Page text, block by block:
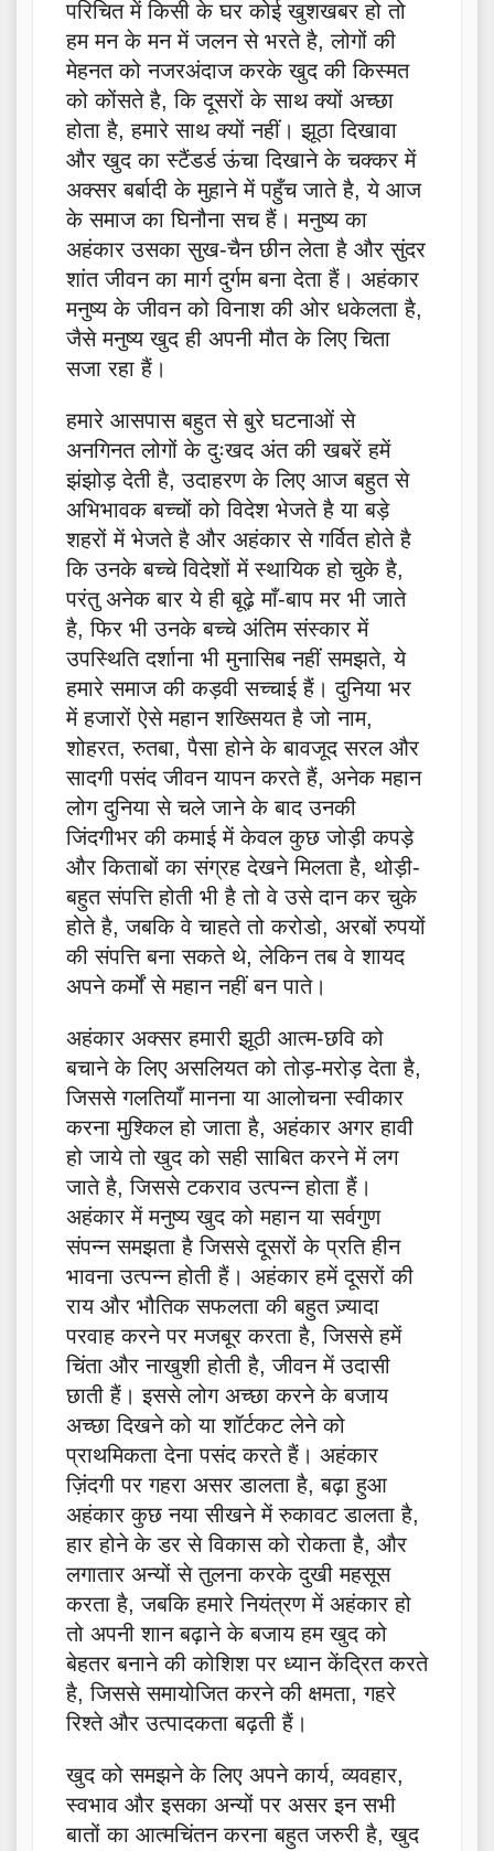
परिचित में किसी के घर कोई खुशखबर हो तो
हम मन के मन में जलन से भरते है, लोगों की
मेहनत को नजरअंदाज करके खुद की किस्मत
को कोंसते है, कि दूसरों के साथ क्यों अच्छा
होता है, हमारे साथ क्यों नहीं। झूठा दिखावा
और खुद का स्टैंडर्ड ऊंचा दिखाने के चक्कर में
अक्सर बर्बादी के मुहाने में पहुँच जाते है, ये आज
के समाज का घिनौना सच हैं। मनुष्य का
अहंकार उसका सुख-चैन छीन लेता है और सुंदर
शांत जीवन का मार्ग दुर्गम बना देता हैं। अहंकार
मनुष्य के जीवन को विनाश की ओर धकेलता है,
जैसे मनुष्य खुद ही अपनी मौत के लिए चिता
सजा रहा हैं।
हमारे आसपास बहुत से बुरे घटनाओं से
अनगिनत लोगों के दुःखद अंत की खबरें हमें
झंझोड़ देती है, उदाहरण के लिए आज बहुत से
अभिभावक बच्चों को विदेश भेजते है या बड़े
शहरों में भेजते है और अहंकार से गर्वित होते है
कि उनके बच्चे विदेशों में स्थायिक हो चुके है,
परंतु अनेक बार ये ही बूढ़े माँ-बाप मर भी जाते
है, फिर भी उनके बच्चे अंतिम संस्कार में
उपस्थिति दर्शाना भी मुनासिब नहीं समझते, ये
हमारे समाज की कड़वी सच्चाई हैं। दुनिया भर
में हजारों ऐसे महान शख्सियत है जो नाम,
शोहरत, रुतबा, पैसा होने के बावजूद सरल और
सादगी पसंद जीवन यापन करते हैं, अनेक महान
लोग दुनिया से चले जाने के बाद उनकी
जिंदगीभर की कमाई में केवल कुछ जोड़ी कपड़े
और किताबों का संग्रह देखने मिलता है, थोड़ी-
बहुत संपत्ति होती भी है तो वे उसे दान कर चुके
होते है, जबकि वे चाहते तो करोडो, अरबों रुपयों
की संपत्ति बना सकते थे, लेकिन तब वे शायद
अपने कर्मों से महान नहीं बन पाते।
अहंकार अक्सर हमारी झूठी आत्म-छवि को
बचाने के लिए असलियत को तोड़-मरोड़ देता है,
जिससे गलतियाँ मानना या आलोचना स्वीकार
करना मुश्किल हो जाता है, अहंकार अगर हावी
हो जाये तो खुद को सही साबित करने में लग
जाते है, जिससे टकराव उत्पन्न होता हैं।
अहंकार में मनुष्य खुद को महान या सर्वगुण
संपन्न समझता है जिससे दूसरों के प्रति हीन
भावना उत्पन्न होती हैं। अहंकार हमें दूसरों की
राय और भौतिक सफलता की बहुत ज़्यादा
परवाह करने पर मजबूर करता है, जिससे हमें
चिंता और नाखुशी होती है, जीवन में उदासी
छाती हैं। इससे लोग अच्छा करने के बजाय
अच्छा दिखने को या शॉर्टकट लेने को
प्राथमिकता देना पसंद करते हैं। अहंकार
ज़िंदगी पर गहरा असर डालता है, बढ़ा हुआ
अहंकार कुछ नया सीखने में रुकावट डालता है,
हार होने के डर से विकास को रोकता है, और
लगातार अन्यों से तुलना करके दुखी महसूस
करता है, जबकि हमारे नियंत्रण में अहंकार हो
तो अपनी शान बढ़ाने के बजाय हम खुद को
बेहतर बनाने की कोशिश पर ध्यान केंद्रित करते
है, जिससे समायोजित करने की क्षमता, गहरे
रिश्ते और उत्पादकता बढ़ती हैं।
खुद को समझने के लिए अपने कार्य, व्यवहार,
स्वभाव और इसका अन्यों पर असर इन सभी
बातों का आत्मचिंतन करना बहुत जरुरी है, खुद